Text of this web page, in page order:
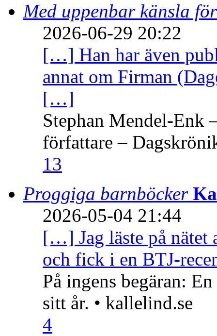
Med uppenbar känsla
2026-06-29 20:22
[…] Han har även
annat om Firman
[…]
Stephan Mendel-Enk
författare –
13
Proggiga barnböcker
2026-05-04 21:44
[…] Jag läste på nätet
och fick i en BTJ-
På ingens begäran:
sitt år. • kallelind.se
4